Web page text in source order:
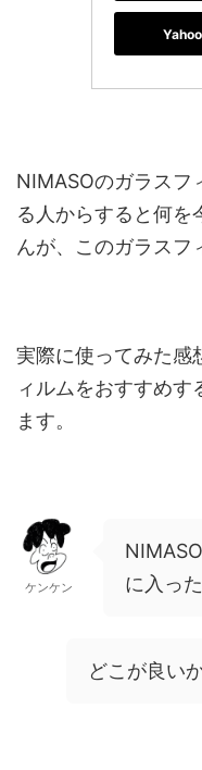
NIMASOのガラスフ
る人からすると何を
んが、このガラスフ
実際に使ってみた感
ィルムをおすすめ
ます。
ケンケン
に入っ
どこが良い